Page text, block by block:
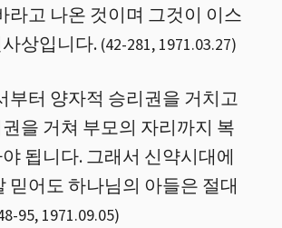
라고 나온 것이며 그것이 이스
상입니다. (42-281, 1971.03.27)
부터 양자적 승리권을 거치고
을 거쳐 부모의 자리까지 복
됩니다. 그래서 신약시대에
믿어도 하나님의 아들은 절대
-95, 1971.09.05)